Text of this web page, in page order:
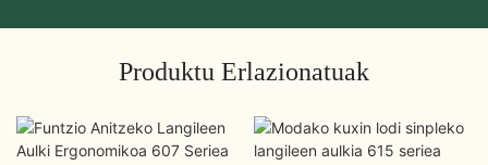
Produktu Erlazionatuak